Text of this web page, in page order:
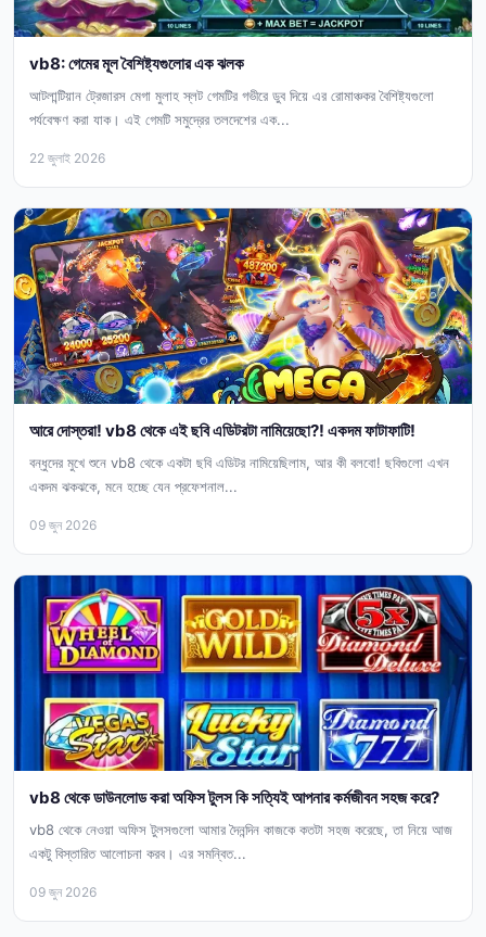
vb8: গেমের মূল বৈশিষ্ট্যগুলোর এক ঝলক
আটলান্টিয়ান ট্রেজারস মেগা মুলাহ স্লট গেমটির গভীরে ডুব দিয়ে এর রোমাঞ্চকর বৈশিষ্ট্যগুলো
পর্যবেক্ষণ করা যাক। এই গেমটি সমুদ্রের তলদেশের এক...
22 জুলাই 2026
আরে দোস্তরা! vb8 থেকে এই ছবি এডিটরটা নামিয়েছো?! একদম ফাটাফাটি!
বন্ধুদের মুখে শুনে vb8 থেকে একটা ছবি এডিটর নামিয়েছিলাম, আর কী বলবো! ছবিগুলো এখন
একদম ঝকঝকে, মনে হচ্ছে যেন প্রফেশনাল...
09 জুন 2026
vb8 থেকে ডাউনলোড করা অফিস টুলস কি সত্যিই আপনার কর্মজীবন সহজ করে?
vb8 থেকে নেওয়া অফিস টুলসগুলো আমার দৈনন্দিন কাজকে কতটা সহজ করেছে, তা নিয়ে আজ
একটু বিস্তারিত আলোচনা করব। এর সমন্বিত...
09 জুন 2026